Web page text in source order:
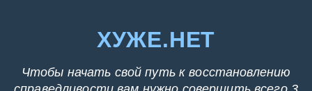
ХУЖЕ.НЕТ
Чтобы начать свой путь к восстановлению